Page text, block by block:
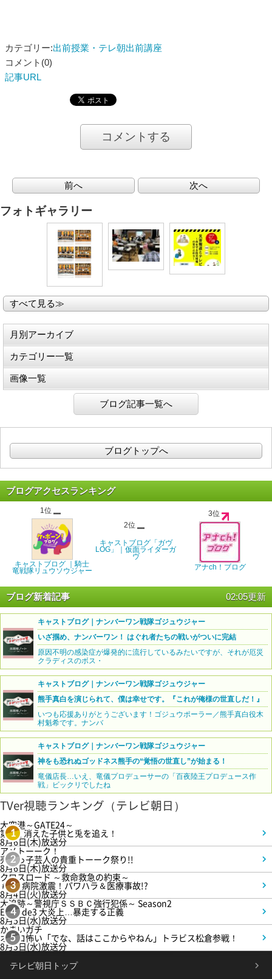
カテゴリー:出前授業・テレ朝出前講座
コメント(0)
記事URL
コメントする
前へ 次へ
フォトギャラリー
すべて見る≫
月別アーカイブ
カテゴリー一覧
画像一覧
ブログ記事一覧へ
ブログトップへ
ブログアクセスランキング
1位
キャストブログ ｜騎士
竜戦隊リュウソウジャー
2位
キャストブログ「ガヴ
LOG」｜仮面ライダーガ
ヴ
3位
アナch！ブログ
ブログ新着記事 02:05更新
キャストブログ｜ナンバーワン戦隊ゴジュウジャー
いざ掴め、ナンバーワン！ はぐれ者たちの戦いがついに完結
原因不明の感染症が爆発的に流行しているみたいですが、それが厄災
クラディスのボス・
キャストブログ｜ナンバーワン戦隊ゴジュウジャー
熊手真白を演じられて、僕は幸せです。『これが俺様の世直しだ！』
いつも応援ありがとうございます！ゴジュウポーラー／熊手真白役木
村魁希です。ナンバ
キャストブログ｜ナンバーワン戦隊ゴジュウジャー
神をも恐れぬゴッドネス熊手の“覚悟の世直し”が始まる！
竜儀店長…いえ、竜儀プロデューサーの「百夜陸王プロデュース作
戦」ビックリでしたね
TVer視聴ランキング（テレビ朝日）
1
大空港～GATE24～
第3話 消えた子供と兎を追え！
8月6日(木)放送分
2
アメトーーク！
売れっ子芸人の貴重トーーク祭り!!
8月6日(木)放送分
3
クロスロード ～救命救急の約束～
＃5 病院激震！パワハラ＆医療事故!?
8月4日(火)放送分
4
大追跡～警視庁ＳＳＢＣ強行犯係～ Season2
Episode3 大炎上…暴走する正義
8月5日(水)放送分
5
かまいガチ
オモロ怖い「でな、話はここからやねん」トラビス松倉参戦！
8月5日(水)放送分
テレビ朝日トップ